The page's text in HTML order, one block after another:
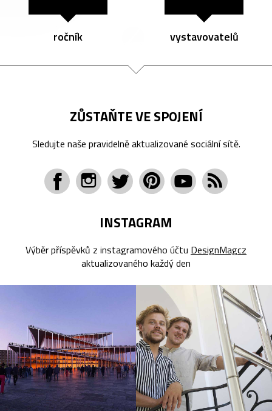
ročník vystavovatelů
ZŮSTAŇTE VE SPOJENÍ
Sledujte naše pravidelně aktualizované sociální sítě.
INSTAGRAM
Výběr příspěvků z instagramového účtu DesignMagcz
aktualizovaného každý den